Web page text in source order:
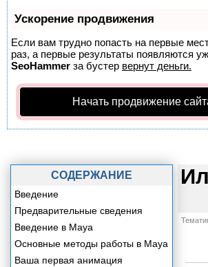
Ускорение продвижения
Если вам трудно попасть на первые
раз, а первые результаты появляются
SeoHammer за бустер вернут деньги.
Начать продвижение
СОДЕРЖАНИЕ
Введение
Предварительные сведения
Введение в Maya
Основные методы работы в Maya
Ваша первая анимация